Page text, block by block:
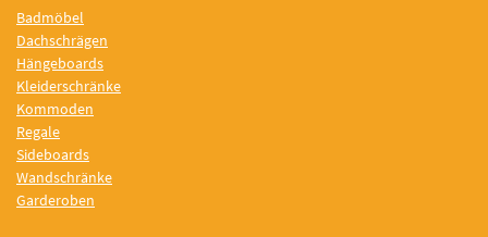
Badmöbel
Dachschrägen
Hängeboards
Kleiderschränke
Kommoden
Regale
Sideboards
Wandschränke
Garderoben